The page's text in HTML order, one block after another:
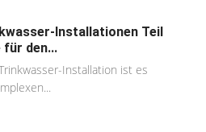
Installationen Teil
für den...
Installation ist es